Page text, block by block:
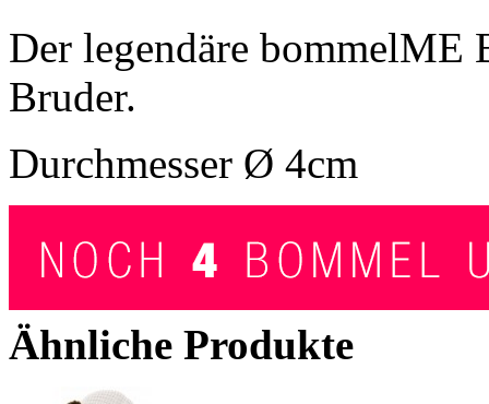
Der legendäre bommelME
Bruder.
Durchmesser Ø 4cm
Ähnliche Produkte